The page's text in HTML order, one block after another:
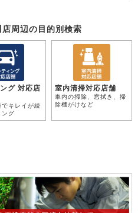
周辺の目的別検索
グ 対応店
でキレイが続
ング
室内清掃対応店舗
車内の掃除、窓拭き、掃
除機がけなど